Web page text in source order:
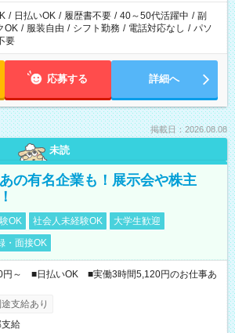
/ 日払いOK / 履歴書不要 / 40～50代活躍中 / 副
OK / 服装自由 / シフト勤務 / 電話対応なし / パソ
要
応募する 詳細へ
掲載日：2026.08.08
未読
の有名企業も！展示会や株主
OK 社会人未経験OK
大学生歓迎
・面接OK
円～ ■日払いOK ■実働3時間5,120円のお仕事あ
支給あり
給